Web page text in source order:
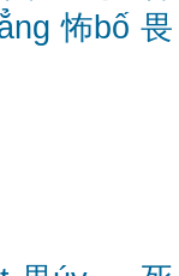
怖bố 畏